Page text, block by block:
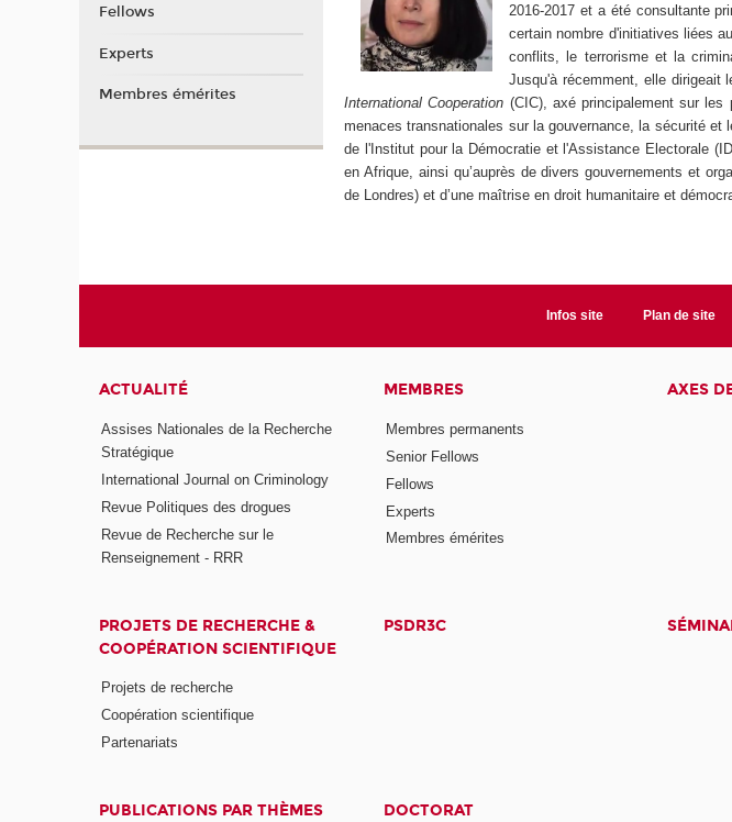
2016-2017 et a été consultante
certain nombre d'initiatives liées
conflits, le terrorisme et la
Jusqu'à récemment, elle dirigeait
International Cooperation (CIC), axé principalement sur
menaces transnationales sur la gouvernance, la sécurité et
de l'Institut pour la Démocratie et l'Assistance Electorale
en Afrique, ainsi qu’auprès de divers gouvernements et
de Londres) et d’une maîtrise en droit humanitaire et
Fellows
Experts
Membres émérites
Infos site Plan de site
ACTUALITÉ
Assises Nationales de la Recherche
Stratégique
International Journal on Criminology
Revue Politiques des drogues
Revue de Recherche sur le
Renseignement - RRR
MEMBRES
Membres permanents
Senior Fellows
Fellows
Experts
Membres émérites
AXES
PROJETS DE RECHERCHE &
COOPÉRATION SCIENTIFIQUE
Projets de recherche
Coopération scientifique
Partenariats
PSDR3C
PUBLICATIONS PAR THÈMES DOCTORAT